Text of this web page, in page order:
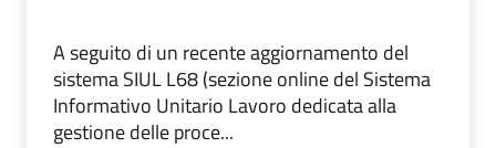
A seguito di un recente aggiornamento del
sistema SIUL L68 (sezione online del Sistema
Informativo Unitario Lavoro dedicata alla
gestione delle proce...